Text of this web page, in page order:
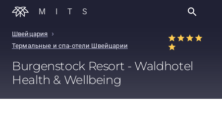
MITS
Швейцария ›
Термальные и спа-отели Швейцарии
Burgenstock Resort - Waldhotel
Health & Wellbeing